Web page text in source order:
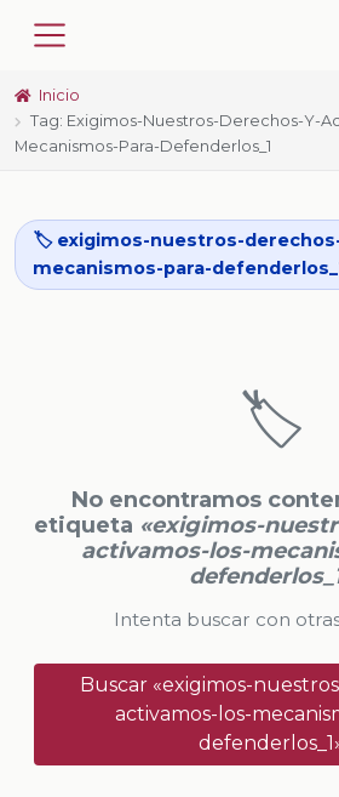
Inicio
Tag: Exigimos-Nuestros-Derechos-Y-
Mecanismos-Para-Defenderlos_1
🏷️ exigimos-nuestros-
mecanismos-para-
🏷️
No encontramos
etiqueta «exigimos-
activamos-los-
Intenta buscar con
Buscar «exigimos-
activamos-los-